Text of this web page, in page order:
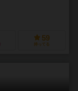
59
持ってる